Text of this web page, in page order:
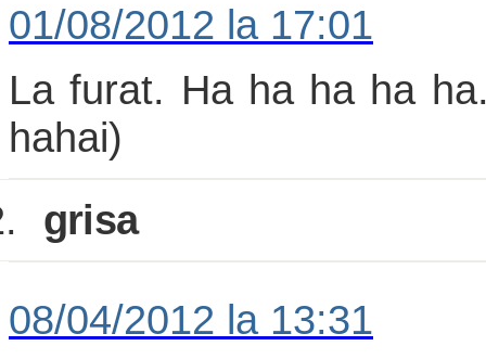
01/08/2012 la 17:01
La furat. Ha ha ha ha
hahai)
grisa
08/04/2012 la 13:31